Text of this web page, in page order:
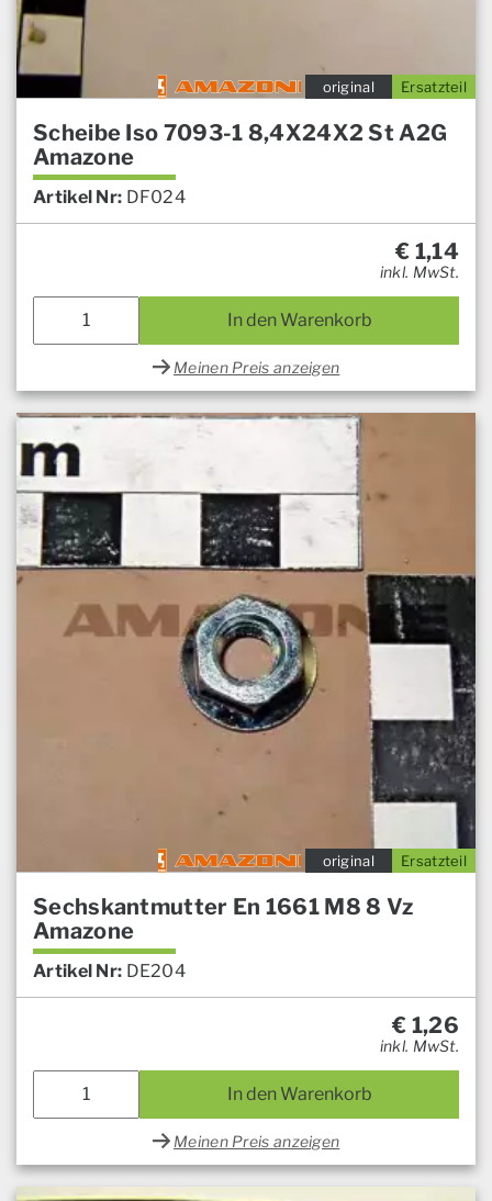
Ersatzteil
original
Scheibe Iso 7093-1 8,4X24X2 St A2G
Amazone
Artikel Nr: DF024
€ 1,14
inkl. MwSt.
In den Warenkorb
Meinen Preis anzeigen
Ersatzteil
original
Sechskantmutter En 1661 M8 8 Vz
Amazone
Artikel Nr: DE204
€ 1,26
inkl. MwSt.
In den Warenkorb
Meinen Preis anzeigen